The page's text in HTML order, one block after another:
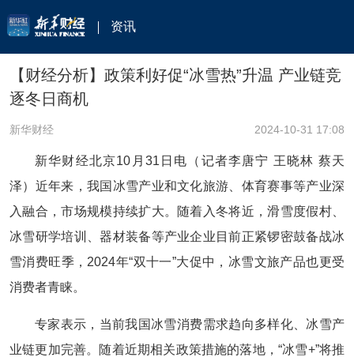
资讯
【财经分析】政策利好促“冰雪热”升温 产业链竞
逐冬日商机
新华财经 2024-10-31 17:08
新华财经北京10月31日电（记者李唐宁 王晓林 蔡天
泽）近年来，我国冰雪产业和文化旅游、体育赛事等产业深
入融合，市场规模持续扩大。随着入冬将近，滑雪度假村、
冰雪研学培训、器材装备等产业企业目前正紧锣密鼓备战冰
雪消费旺季，2024年“双十一”大促中，冰雪文旅产品也更受
消费者青睐。
专家表示，当前我国冰雪消费需求趋向多样化、冰雪产
业链更加完善。随着近期相关政策措施的落地，“冰雪+”将推